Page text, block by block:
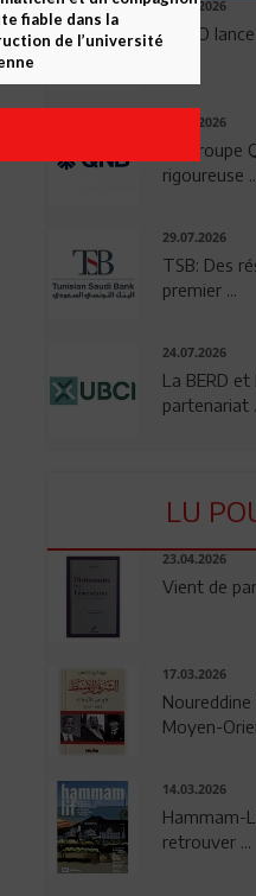
04.08.2026
OPPO
29.07.2026
Le Groupe
rigoureuse
29.07.2026
TSB: Des
premier ...
24.07.2026
La BERD et
partenariat
LU
23.04.2026
Vient de
17.03.2026
Moyen-
14.03.2026
Hammam-
retrouver ...
fiable dans la
de l’université